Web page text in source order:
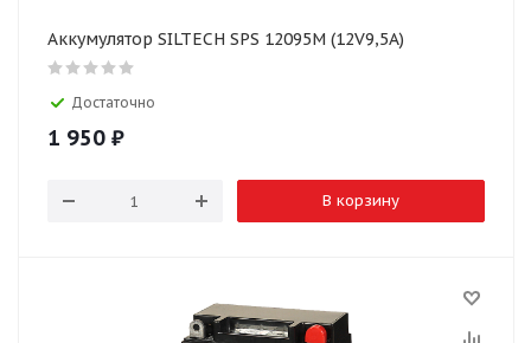
Аккумулятор SILTECH SPS 12095M (12V9,5A)
Достаточно
1 950 ₽
В корзину